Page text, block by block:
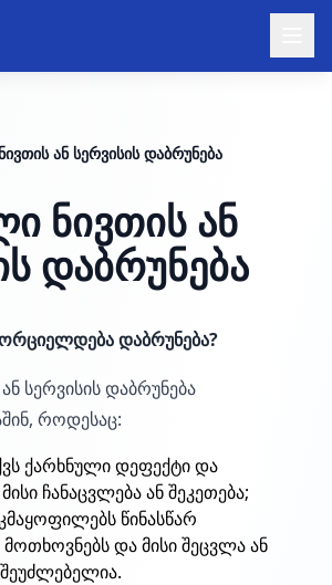
ან სერვისის დაბრუნება
ნივთის ან
დაბრუნება
დაბრუნება?
სერვისის დაბრუნება
როდესაც:
ქარხნული დეფექტი და
ჩანაცვლება ან შეკეთება;
წინასწარ
და მისი შეცვლა ან